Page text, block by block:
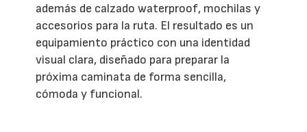
además de calzado waterproof, mochilas y
accesorios para la ruta. El resultado es un
equipamiento práctico con una identidad
visual clara, diseñado para preparar la
próxima caminata de forma sencilla,
cómoda y funcional.